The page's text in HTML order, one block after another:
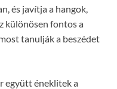
és javítja a hangok,
különösen fontos a
tanulják a beszédet
együtt éneklitek a